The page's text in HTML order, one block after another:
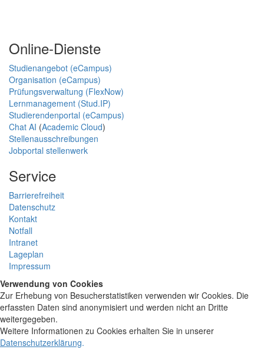
Online-Dienste
Studienangebot (eCampus)
Organisation (eCampus)
Prüfungsverwaltung (FlexNow)
Lernmanagement (Stud.IP)
Studierendenportal (eCampus)
Chat AI (Academic Cloud)
Stellenausschreibungen
Jobportal stellenwerk
Service
Barrierefreiheit
Datenschutz
Kontakt
Notfall
Intranet
Lageplan
Impressum
Verwendung von Cookies
Zur Erhebung von Besucherstatistiken verwenden wir Cookies. Die
erfassten Daten sind anonymisiert und werden nicht an Dritte
weitergegeben.
Weitere Informationen zu Cookies erhalten Sie in unserer
Datenschutzerklärung.